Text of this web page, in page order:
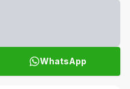
WhatsApp